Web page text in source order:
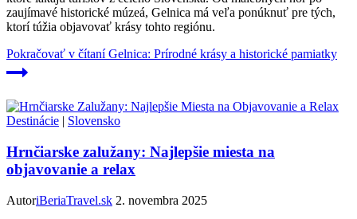
zaujímavé historické múzeá, Gelnica má veľa ponúknuť pre tých,
ktorí túžia objavovať krásy tohto regiónu.
Pokračovať v čítaníGelnica: Prírodné krásy a historické pamiatky
Destinácie | Slovensko
Hrnčiarske zalužany: Najlepšie miesta na
objavovanie a relax
AutoriBeriaTravel.sk 2. novembra 2025